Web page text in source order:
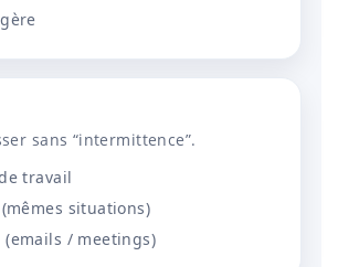
sans “intermittence”.
travail
situations)
(emails / meetings)